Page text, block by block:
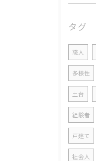
タグ
職人
多様性
土台
経験者
戸建て
社会人